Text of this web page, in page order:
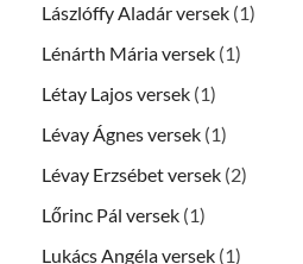
Lászlóffy Aladár versek (1)
Lénárth Mária versek (1)
Létay Lajos versek (1)
Lévay Ágnes versek (1)
Lévay Erzsébet versek (2)
Lőrinc Pál versek (1)
Lukács Angéla versek (1)